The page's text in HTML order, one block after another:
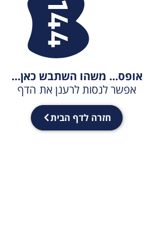
אופס... משהו השתבש כאן...
אפשר לנסות לרענן את הדף
חזרה לדף הבית